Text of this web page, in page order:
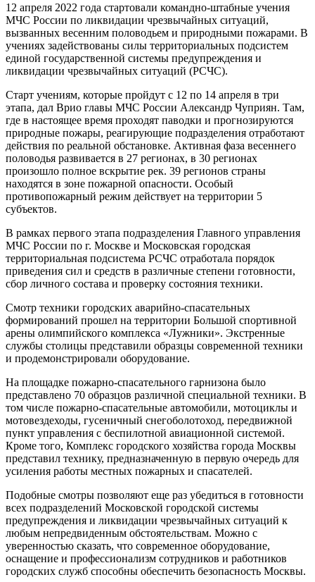
12 апреля 2022 года стартовали командно-штабные учения
МЧС России по ликвидации чрезвычайных ситуаций,
вызванных весенним половодьем и природными пожарами. В
учениях задействованы силы территориальных подсистем
единой государственной системы предупреждения и
ликвидации чрезвычайных ситуаций (РСЧС).
Старт учениям, которые пройдут с 12 по 14 апреля в три
этапа, дал Врио главы МЧС России Александр Чуприян. Там,
где в настоящее время проходят паводки и прогнозируются
природные пожары, реагирующие подразделения отработают
действия по реальной обстановке. Активная фаза весеннего
половодья развивается в 27 регионах, в 30 регионах
произошло полное вскрытие рек. 39 регионов страны
находятся в зоне пожарной опасности. Особый
противопожарный режим действует на территории 5
субъектов.
В рамках первого этапа подразделения Главного управления
МЧС России по г. Москве и Московская городская
территориальная подсистема РСЧС отработала порядок
приведения сил и средств в различные степени готовности,
сбор личного состава и проверку состояния техники.
Смотр техники городских аварийно-спасательных
формирований прошел на территории Большой спортивной
арены олимпийского комплекса «Лужники». Экстренные
службы столицы представили образцы современной техники
и продемонстрировали оборудование.
На площадке пожарно-спасательного гарнизона было
представлено 70 образцов различной специальной техники. В
том числе пожарно-спасательные автомобили, мотоциклы и
мотовездеходы, гусеничный снегоболотоход, передвижной
пункт управления с беспилотной авиационной системой.
Кроме того, Комплекс городского хозяйства города Москвы
представил технику, предназначенную в первую очередь для
усиления работы местных пожарных и спасателей.
Подобные смотры позволяют еще раз убедиться в готовности
всех подразделений Московской городской системы
предупреждения и ликвидации чрезвычайных ситуаций к
любым непредвиденным обстоятельствам. Можно с
уверенностью сказать, что современное оборудование,
оснащение и профессионализм сотрудников и работников
городских служб способны обеспечить безопасность Москвы.